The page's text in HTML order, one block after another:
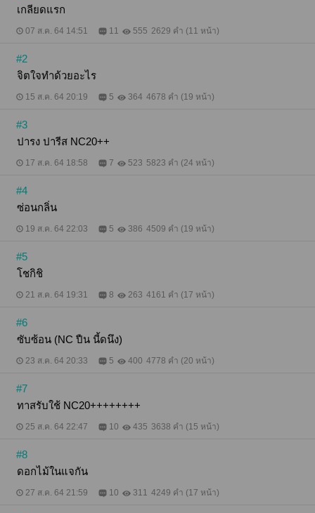
เกลียดแรก
07 ส.ค. 64 14:51 11 555 2629 คำ (11 หน้า)
#2
จิตใจทำด้วยอะไร
15 ส.ค. 64 20:19 5 364 4678 คำ (19 หน้า)
#3
ปารง ปารีส NC20++
17 ส.ค. 64 18:58 7 523 5823 คำ (24 หน้า)
#4
ซ่อนกลิ่น
19 ส.ค. 64 22:03 5 386 4509 คำ (19 หน้า)
#5
โชกิชิ
21 ส.ค. 64 19:31 8 263 4161 คำ (17 หน้า)
#6
ซับซ้อน (NC ปืน นี้ดนึง)
23 ส.ค. 64 20:33 5 400 4778 คำ (20 หน้า)
#7
ทาสรับใช้ NC20++++++++
25 ส.ค. 64 22:47 10 435 3638 คำ (15 หน้า)
#8
ดอกไม้ในแจกัน
27 ส.ค. 64 21:59 10 311 4249 คำ (17 หน้า)